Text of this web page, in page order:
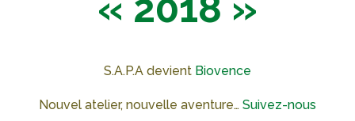
S.A.P.A devient Biovence
Nouvel atelier, nouvelle aventure… Suivez-nous